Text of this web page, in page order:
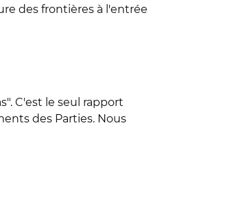
des frontières à l'entrée
C'est le seul rapport
des Parties. Nous